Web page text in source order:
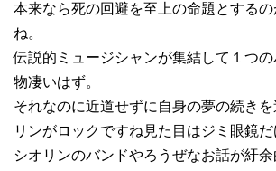
本来なら死の回避を至上の命題とする
ね。
伝説的ミュージシャンが集結して１つ
物凄いはず。
それなのに近道せずに自身の夢の続き
リンがロックですね見た目はジミ眼鏡だ
シオリンのバンドやろうぜなお話が紆